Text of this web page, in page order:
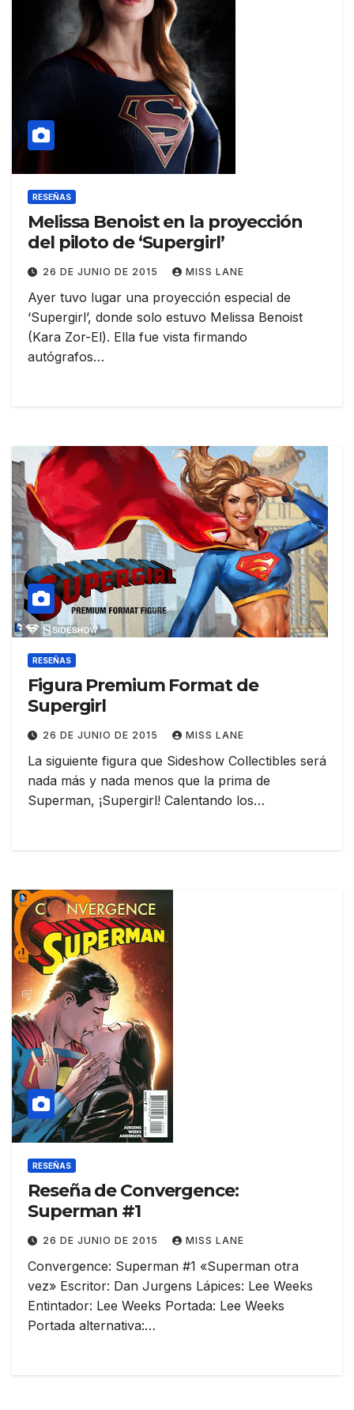
RESEÑAS
Melissa Benoist en la proyección
del piloto de ‘Supergirl’
26 DE JUNIO DE 2015 MISS LANE
Ayer tuvo lugar una proyección especial de
‘Supergirl’, donde solo estuvo Melissa Benoist
(Kara Zor-El). Ella fue vista firmando
autógrafos…
RESEÑAS
Figura Premium Format de
Supergirl
26 DE JUNIO DE 2015 MISS LANE
La siguiente figura que Sideshow Collectibles será
nada más y nada menos que la prima de
Superman, ¡Supergirl! Calentando los…
RESEÑAS
Reseña de Convergence:
Superman #1
26 DE JUNIO DE 2015 MISS LANE
Convergence: Superman #1 «Superman otra
vez» Escritor: Dan Jurgens Lápices: Lee Weeks
Entintador: Lee Weeks Portada: Lee Weeks
Portada alternativa:…